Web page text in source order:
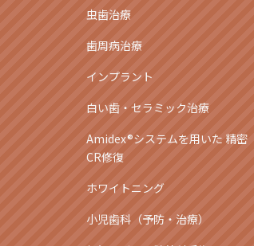
虫歯治療
歯周病治療
インプラント
白い歯・セラミック治療
Amidex®システムを用いた 精密
CR修復
ホワイトニング
小児歯科（予防・治療）